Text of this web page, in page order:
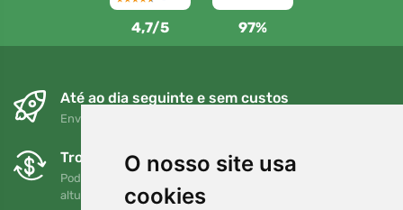
O nosso site usa
cookies
4,7/5 97%
Até ao dia seguinte e sem custos
Envio gratuito para encomendas superiores a 80 EUR
Trocas e devoluções gratuitas
Pode devolver ou trocar a sua encomenda em qualquer
altura no prazo de 90 dias